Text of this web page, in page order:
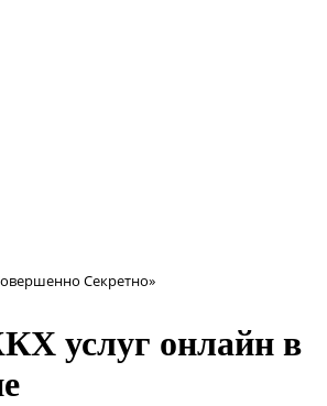
Секретно»
услуг онлайн в